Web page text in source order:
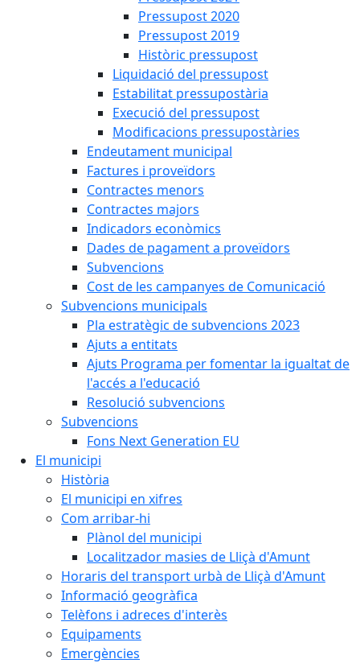
Pressupost 2020
Pressupost 2019
Històric pressupost
Liquidació del pressupost
Estabilitat pressupostària
Execució del pressupost
Modificacions pressupostàries
Endeutament municipal
Factures i proveïdors
Contractes menors
Contractes majors
Indicadors econòmics
Dades de pagament a proveïdors
Subvencions
Cost de les campanyes de Comunicació
Subvencions municipals
Pla estratègic de subvencions 2023
Ajuts a entitats
Ajuts Programa per fomentar la igualtat de
l'accés a l'educació
Resolució subvencions
Subvencions
Fons Next Generation EU
El municipi
Història
El municipi en xifres
Com arribar-hi
Plànol del municipi
Localitzador masies de Lliçà d'Amunt
Horaris del transport urbà de Lliçà d'Amunt
Informació geogràfica
Telèfons i adreces d'interès
Equipaments
Emergències